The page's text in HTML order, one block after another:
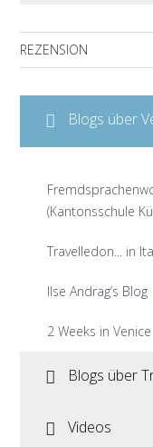
REZENSION
Blogs über
(Kantonsschule
Travelledon... in
Ilse Andrag’s Blog
2 Weeks in Venice
Blogs über
Videos